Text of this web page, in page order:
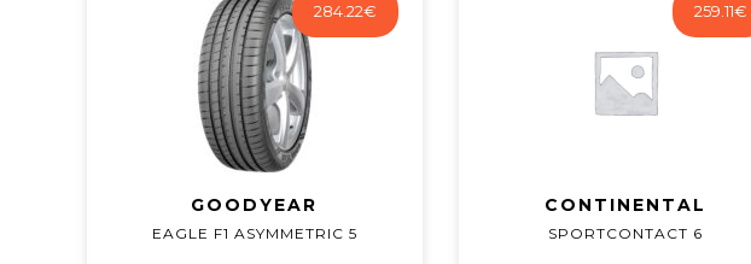
284.22€
GOODYEAR
EAGLE F1 ASYMMETRIC 5
259.11€
CONTINENTAL
SPORTCONTACT 6